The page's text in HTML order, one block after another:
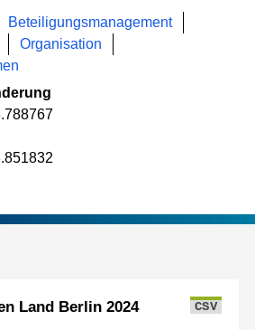
Beteiligungsmanagement
Organisation
Land Berlin 2024
CSV